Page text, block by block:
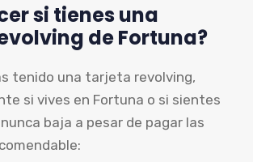
si tienes una
de Fortuna?
tenido una tarjeta revolving,
si vives en Fortuna o si sientes
baja a pesar de pagar las